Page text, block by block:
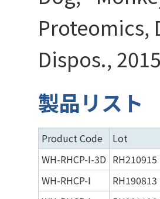
Proteomics,
Dispos.,
製品リスト
Product Code
Lot
WH-RHCP-I-3D RH210915
WH-RHCP-I
RH190813